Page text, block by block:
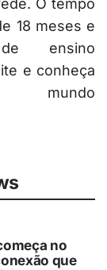
18 meses e
ensino
e conheça
no
que